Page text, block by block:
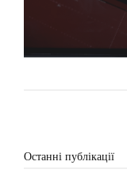
Останні публікації